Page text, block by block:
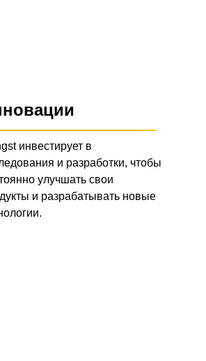
инвестирует в
и разработки, чтобы
улучшать свои
и разрабатывать новые